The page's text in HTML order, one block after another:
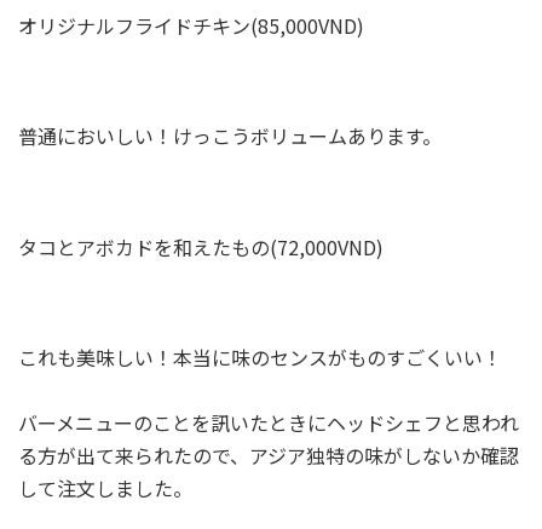
オリジナルフライドチキン(85,000VND)
普通においしい！けっこうボリュームあります。
タコとアボカドを和えたもの(72,000VND)
これも美味しい！本当に味のセンスがものすごくいい！
バーメニューのことを訊いたときにヘッドシェフと思われ
る方が出て来られたので、アジア独特の味がしないか確認
して注文しました。